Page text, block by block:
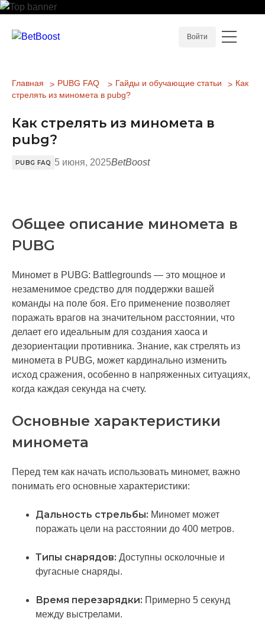
Войти
Главная PUBG FAQ Гайды и обучающие статьи
Как
стрелять из миномета в pubg?
Как стрелять из миномета в
pubg?
PUBG FAQ 5 июня, 2025BetBoost
Общее описание миномета в
PUBG
Миномет в PUBG: Battlegrounds — это мощное и
незаменимое средство для поддержки вашей
команды на поле боя. Его применение позволяет
поражать врагов на значительном расстоянии, что
делает его идеальным для создания хаоса и
дезориентации противника. Знание, как стрелять из
миномета в PUBG, может кардинально изменить
исход сражения, особенно в напряженных ситуациях,
когда каждая секунда на счету.
Основные характеристики
миномета
Перед тем как начать использовать миномет, важно
понимать его основные характеристики:
Дальность стрельбы: Миномет может
поражать цели на расстоянии до 400 метров.
Типы снарядов: Доступны осколочные и
фугасные снаряды.
Время перезарядки: Примерно 5 секунд
между выстрелами.